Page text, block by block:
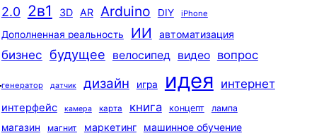
2.0 2в1 3D AR Arduino DIY iPhone
Дополненная реальность ИИ автоматизация
бизнес будущее велосипед видео вопрос
генератор датчик дизайн игра идея интернет
интерфейс камера карта книга концепт лампа
магазин магнит маркетинг машинное обучение